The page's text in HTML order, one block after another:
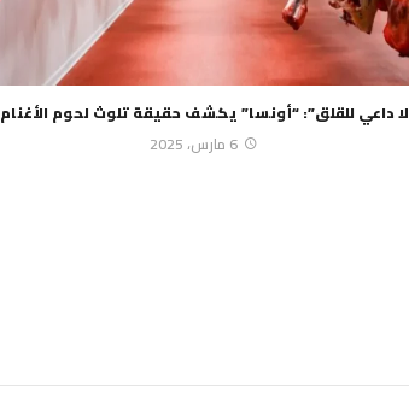
لا داعي للقلق”: “أونسا” يكشف حقيقة تلوث لحوم الأغنام
6 مارس، 2025